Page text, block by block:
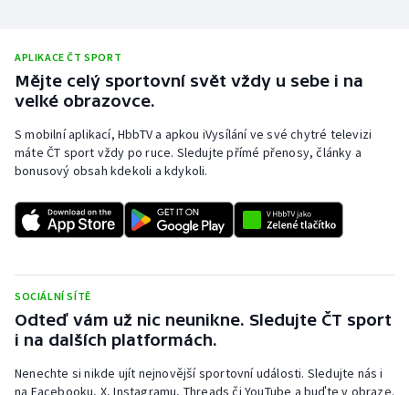
APLIKACE ČT SPORT
Mějte celý sportovní svět vždy u sebe i na
velké obrazovce.
S mobilní aplikací, HbbTV a apkou iVysílání ve své chytré televizi
máte ČT sport vždy po ruce. Sledujte přímé přenosy, články a
bonusový obsah kdekoli a kdykoli.
SOCIÁLNÍ SÍTĚ
Odteď vám už nic neunikne. Sledujte ČT sport
i na dalších platformách.
Nenechte si nikde ujít nejnovější sportovní události. Sledujte nás i
na Facebooku, X, Instagramu, Threads či YouTube a buďte v obraze.